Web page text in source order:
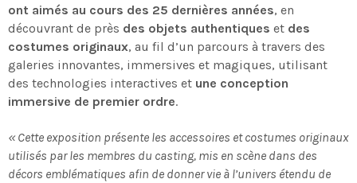
ont aimés au cours des 25 dernières années, en
découvrant de près des objets authentiques et des
costumes originaux, au fil d’un parcours à travers des
galeries innovantes, immersives et magiques, utilisant
des technologies interactives et une conception
immersive de premier ordre.
« Cette exposition présente les accessoires et costumes originaux
utilisés par les membres du casting, mis en scène dans des
décors emblématiques afin de donner vie à l’univers étendu de